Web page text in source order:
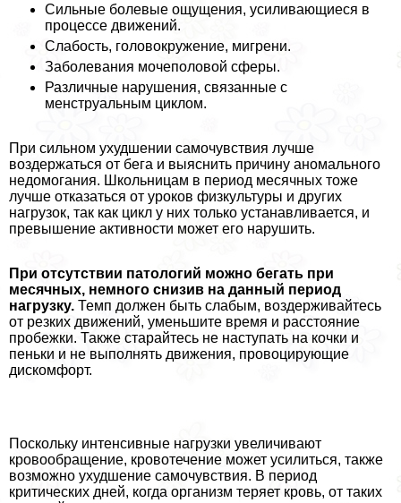
Сильные болевые ощущения, усиливающиеся в
процессе движений.
Слабость, головокружение, мигрени.
Заболевания мочепoлoвoй сферы.
Различные нарушения, связанные с
мeнcтpуальным циклом.
При сильном ухудшении самочувствия лучше
воздержаться от бега и выяснить причину аномального
недомогания. Школьницам в период мecячных тоже
лучше отказаться от уроков физкультуры и других
нагрузок, так как цикл у них только устанавливается, и
превышение активности может его нарушить.
При отсутствии патологий можно бегать при
мecячных, немного снизив на данный период
нагрузку. Темп должен быть слабым, воздерживайтесь
от резких движений, уменьшите время и расстояние
пробежки. Также старайтесь не наступать на кочки и
пеньки и не выполнять движения, провоцирующие
дискомфорт.
Поскольку интенсивные нагрузки увеличивают
кровообращение, кровотечение может усилиться, также
возможно ухудшение самочувствия. В период
критических дней, когда организм теряет кровь, от таких